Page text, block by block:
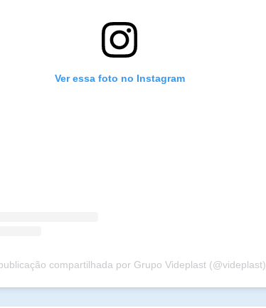
Ver essa foto no Instagram
compartilhada por Grupo Videplast (@videplast)